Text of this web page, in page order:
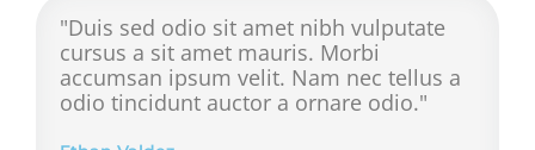
"Duis sed odio sit amet nibh vulputate
cursus a sit amet mauris. Morbi
accumsan ipsum velit. Nam nec tellus a
odio tincidunt auctor a ornare odio."